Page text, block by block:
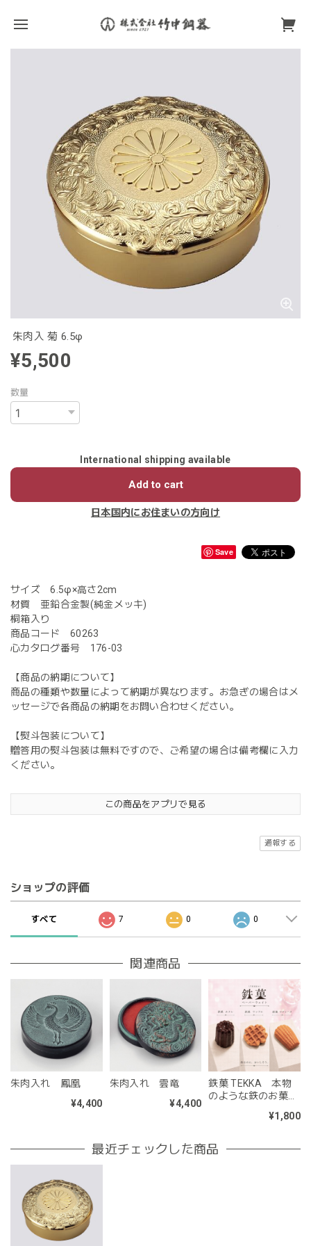
朱肉入 菊 6.5φ
¥5,500
数量
International shipping available
Add to cart
日本国内にお住まいの方向け
Save
サイズ 6.5φ×高さ2cm
材質 亜鉛合金製(純金メッキ)
桐箱入り
商品コード 60263
心カタログ番号 176-03
【商品の納期について】
商品の種類や数量によって納期が異なります。お急ぎの場合はメ
ッセージで各商品の納期をお問い合わせください。
【熨斗包装について】
贈答用の熨斗包装は無料ですので、ご希望の場合は備考欄に入力
ください。
この商品をアプリで見る
通報する
ショップの評価
すべて 7 0 0
関連商品
朱肉入れ 鳳凰
¥4,400
朱肉入れ 雲竜
¥4,400
鉄菓 TEKKA 本物
のような鉄のお菓子
¥1,800
最近チェックした商品